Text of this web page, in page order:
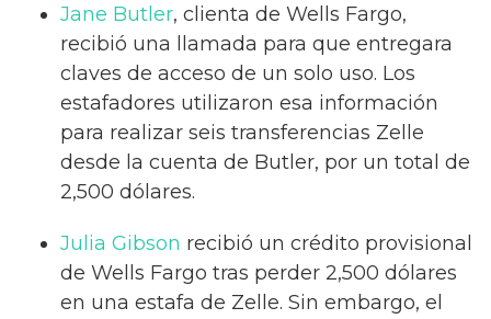
Jane Butler, clienta de Wells Fargo,
recibió una llamada para que entregara
claves de acceso de un solo uso. Los
estafadores utilizaron esa información
para realizar seis transferencias Zelle
desde la cuenta de Butler, por un total de
2,500 dólares.
Julia Gibson recibió un crédito provisional
de Wells Fargo tras perder 2,500 dólares
en una estafa de Zelle. Sin embargo, el